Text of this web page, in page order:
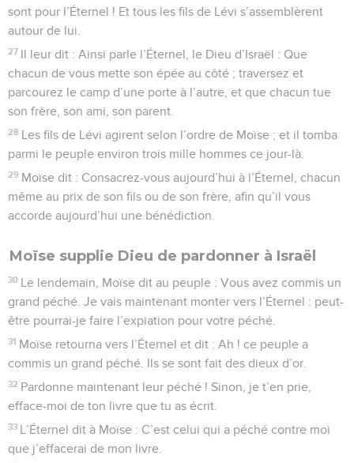
sont pour l’Éternel ! Et tous les fils de Lévi s’assemblèrent
autour de lui.
27 Il leur dit : Ainsi parle l’Éternel, le Dieu d’Israël : Que
chacun de vous mette son épée au côté ; traversez et
parcourez le camp d’une porte à l’autre, et que chacun tue
son frère, son ami, son parent.
28 Les fils de Lévi agirent selon l’ordre de Moïse ; et il tomba
parmi le peuple environ trois mille hommes ce jour-là.
29 Moïse dit : Consacrez-vous aujourd’hui à l’Éternel, chacun
même au prix de son fils ou de son frère, afin qu’il vous
accorde aujourd’hui une bénédiction.
Moïse supplie Dieu de pardonner à Israël
30 Le lendemain, Moïse dit au peuple : Vous avez commis un
grand péché. Je vais maintenant monter vers l’Éternel : peut-
être pourrai-je faire l’expiation pour votre péché.
31 Moïse retourna vers l’Éternel et dit : Ah ! ce peuple a
commis un grand péché. Ils se sont fait des dieux d’or.
32 Pardonne maintenant leur péché ! Sinon, je t’en prie,
efface-moi de ton livre que tu as écrit.
33 L’Éternel dit à Moïse : C’est celui qui a péché contre moi
que j’effacerai de mon livre.